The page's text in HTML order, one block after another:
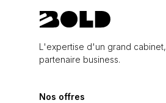
L'expertise d'un grand
partenaire business.
Nos offres